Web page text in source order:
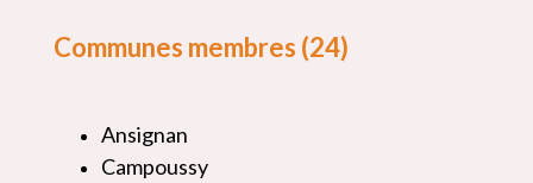
Communes membres (24)
Ansignan
Campoussy